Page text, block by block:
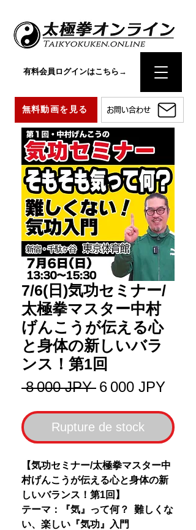
お問い合わせ
無料動画を見る
有料会員ログインはこちら→
7/6(日)気功セミナー/
太極拳マスター中村
げんこうが伝える心
と身体の新しいバラ
ンス！第1回
8 000 JPY Prix
6 000 JPYPrix
Rupture de stock
【気功セミナー/太極拳マスター中
村げんこうが伝える心と身体の新
しいバランス！第1回】
テーマ：『気』って何？ 難しくな
い、楽しい『気功』入門